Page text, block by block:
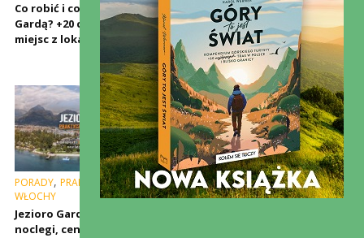
Co robić i co zobaczyć nad
Gardą? +20 ciekawych
miejsc z lokalizacjami
Sardynia – transport
publiczny, poruszanie się i
jak najtaniej się na Sardynię
dostać?
PORADY, PRAKTYCZNIE,
WŁOCHY
Jezioro Garda. Transport,
noclegi, ceny, jedzenie. Co,
CZECHY,
GÓRY W POLSCE I BLISKO